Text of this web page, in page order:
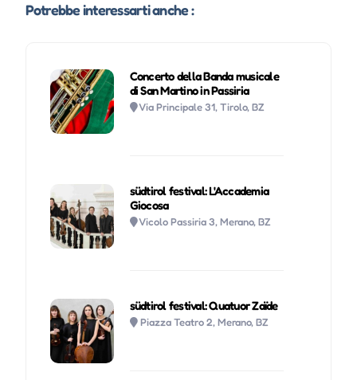
Potrebbe interessarti anche :
Concerto della Banda musicale
di San Martino in Passiria
Via Principale 31, Tirolo, BZ
südtirol festival: L'Accademia
Giocosa
Vicolo Passiria 3, Merano, BZ
südtirol festival: Quatuor Zaïde
Piazza Teatro 2, Merano, BZ